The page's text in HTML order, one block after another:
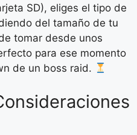
SD), eliges el tipo de
del tamaño de tu
tomar desde unos
para ese momento
de un boss raid.